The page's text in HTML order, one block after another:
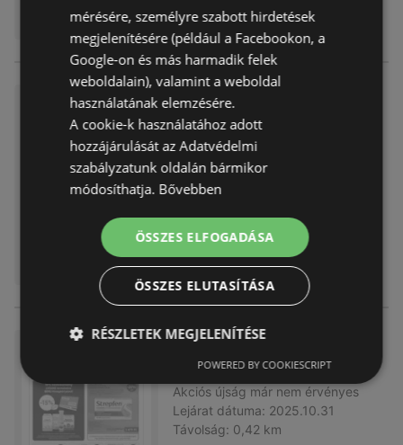
Benu Gyógyszertárak újság ér
vényessége 2025.11.30-ig
Akciós újság már nem érvényes
Lejárat dátuma:
Távolság:
Benu Gyógyszertárak újság ér
vényessége 2025.10.31-ig
Akciós újság már nem érvényes
Lejárat dátuma: 2025.10.31
Távolság: 0,42 km
mérésére, személyre szabott hirdetések
megjelenítésére (például a Facebookon, a
Google-on és más harmadik felek
weboldalain), valamint a weboldal
használatának elemzésére.
A cookie-k használatához adott
hozzájárulását az Adatvédelmi
szabályzatunk oldalán bármikor
módosíthatja. Bővebben
ÖSSZES ELFOGADÁSA
ÖSSZES ELUTASÍTÁSA
RÉSZLETEK MEGJELENÍTÉSE
POWERED BY COOKIESCRIPT